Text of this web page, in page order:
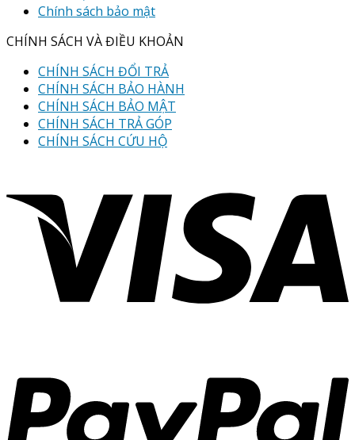
Chính sách bảo mật
CHÍNH SÁCH VÀ ĐIỀU KHOẢN
CHÍNH SÁCH ĐỔI TRẢ
CHÍNH SÁCH BẢO HÀNH
CHÍNH SÁCH BẢO MẬT
CHÍNH SÁCH TRẢ GÓP
CHÍNH SÁCH CỨU HỘ